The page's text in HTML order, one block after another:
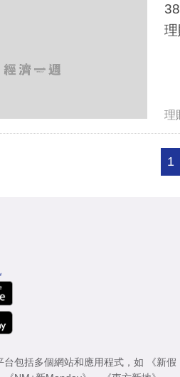
理
1
台包括多個網站和應用程式，如
《新假